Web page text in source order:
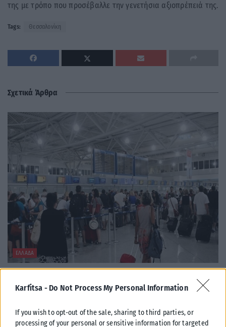
Karfitsa - Do Not Process My Personal Information
If you wish to opt-out of the sale, sharing to third parties, or
processing of your personal or sensitive information for targeted
της με τρόπο που προσέβαλλε την γενετήσια αξιοπρέπειά της.
Tags: Θεσσαλονίκη
Σχετικά Άρθρα
ΕΛΛΆΔΑ
ταξίδια στο εξωτερικό
ταυτότητες παύουν να ισχύουν ως ταξιδιωτικά έγγραφα για το
εξωτερικό, με...